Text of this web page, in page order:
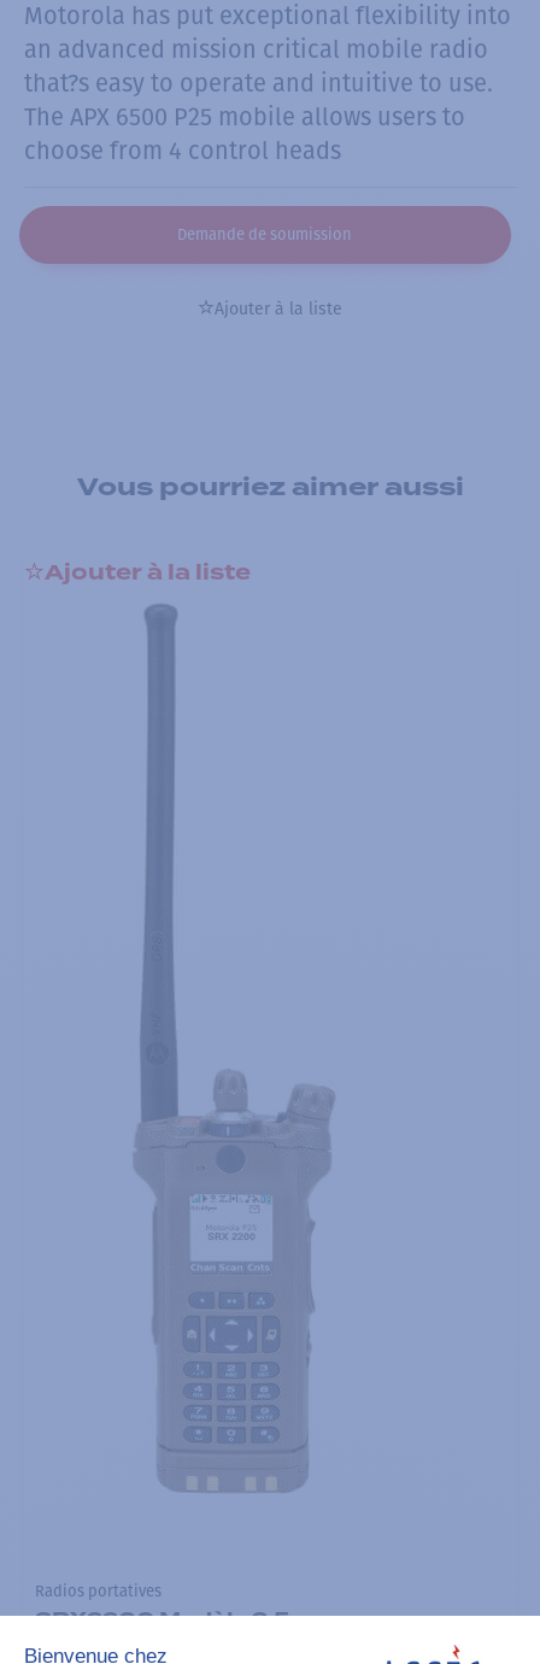
Motorola has put exceptional flexibility into
an advanced mission critical mobile radio
that?s easy to operate and intuitive to use.
The APX 6500 P25 mobile allows users to
choose from 4 control heads
Demande de soumission
Ajouter à la liste
Vous pourriez aimer aussi
Ajouter à la liste
Radios portatives
SRX2200 Modèle 3.5